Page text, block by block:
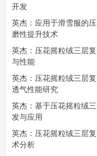
开发
英杰：应用于滑雪服的
磨性提升技术
英杰：压花摇粒绒三层
与性能
英杰：压花摇粒绒三层
透气性能研究
英杰：基于压花摇粒绒
发与应用
英杰：压花摇粒绒三层
术分析